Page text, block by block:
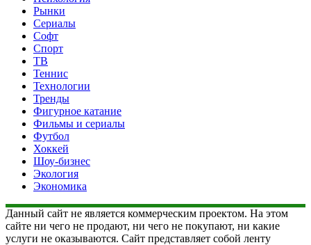
Рынки
Сериалы
Софт
Спорт
ТВ
Теннис
Технологии
Тренды
Фигурное катание
Фильмы и сериалы
Футбол
Хоккей
Шоу-бизнес
Экология
Экономика
Данный сайт не является коммерческим проектом. На этом
сайте ни чего не продают, ни чего не покупают, ни какие
услуги не оказываются. Сайт представляет собой ленту